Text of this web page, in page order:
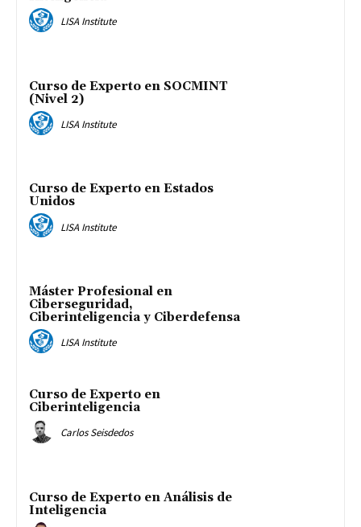
LISA Institute
Curso de Experto en SOCMINT
(Nivel 2)
LISA Institute
Curso de Experto en Estados
Unidos
LISA Institute
Máster Profesional en
Ciberseguridad,
Ciberinteligencia y Ciberdefensa
LISA Institute
Curso de Experto en
Ciberinteligencia
Carlos Seisdedos
Curso de Experto en Análisis de
Inteligencia